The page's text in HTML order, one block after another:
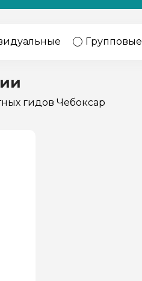
Дербент
Групповые
гидов Чебоксар